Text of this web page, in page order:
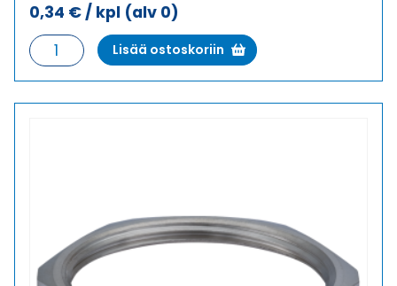
0,34 € / kpl (alv 0)
GM-
MS
M16X1,5
Lisää ostoskoriin